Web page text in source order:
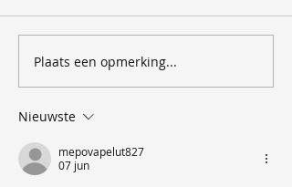
Kwama Sierra Leone
Plaats een opmerking...
Nieuwste
mepovapelut827
07 jun